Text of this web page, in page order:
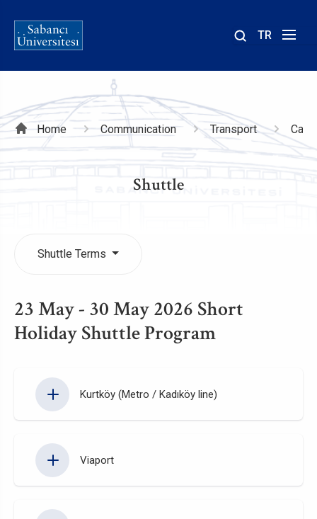
TR
Breadcrumb
Home Communication Transport
Shuttle
Shuttle Terms
23 May - 30 May 2026 Short
Holiday Shuttle Program
Kurtköy (Metro / Kadıköy line)
Viaport